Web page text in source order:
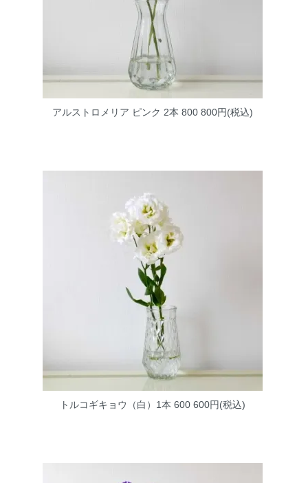
アルストロメリア ピンク 2本 800800円(税込)
トルコギキョウ（白）1本 600600円(税込)